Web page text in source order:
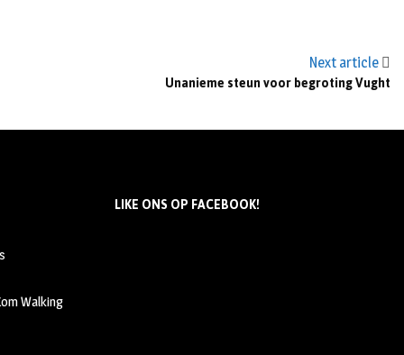
Next article
Unanieme steun voor begroting Vught
Walking
LIKE ONS OP FACEBOOK!